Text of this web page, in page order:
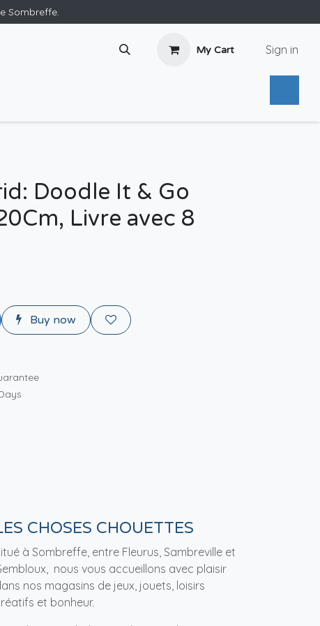
Sombreffe.
My Cart Sign in
Doodle It & Go
Livre avec 8
Buy now
CHOSES CHOUETTES
à Sombreffe, entre Fleurus, Sambreville et
nous vous accueillons avec plaisir
nos magasins de jeux, jouets, loisirs
et bonheur.